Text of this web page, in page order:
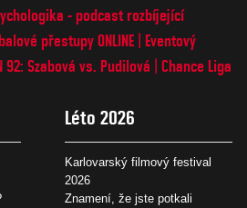
- podcast rozbíjející
přestupy ONLINE
Eventový
92: Szabová vs. Pudilová
Chance Liga
Léto 2026
Karlovarský filmový festival
2026
Znamení, že jste potkali